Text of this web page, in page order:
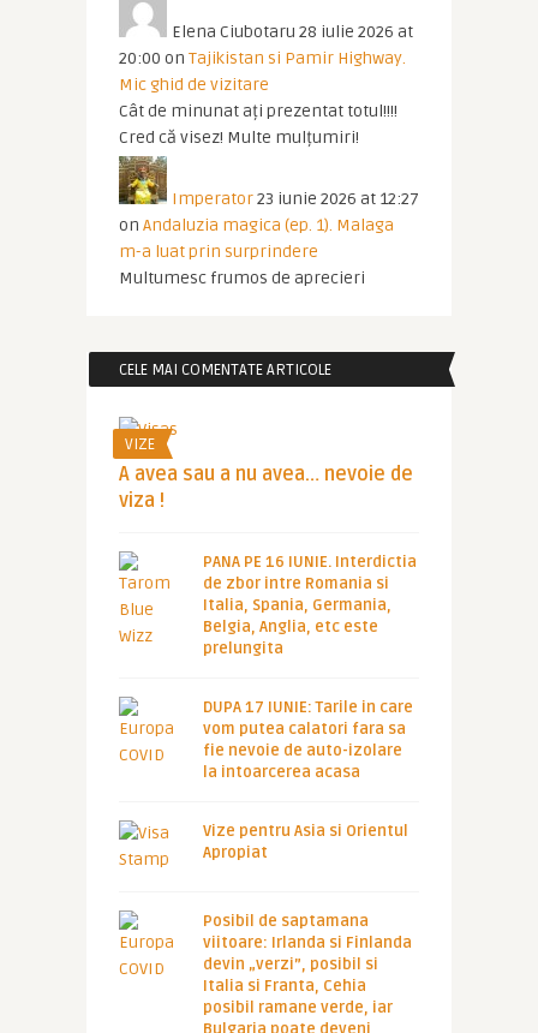
Elena Ciubotaru 28 iulie 2026 at
20:00 on Tajikistan si Pamir Highway.
Mic ghid de vizitare
Cât de minunat ați prezentat totul!!!!
Cred că visez! Multe mulțumiri!
Imperator23 iunie 2026 at 12:27
on Andaluzia magica (ep. 1). Malaga
m-a luat prin surprindere
Multumesc frumos de aprecieri
CELE MAI COMENTATE ARTICOLE
VIZE
A avea sau a nu avea… nevoie de
viza !
PANA PE 16 IUNIE. Interdictia
de zbor intre Romania si
Italia, Spania, Germania,
Belgia, Anglia, etc este
prelungita
DUPA 17 IUNIE: Tarile in care
vom putea calatori fara sa
fie nevoie de auto-izolare
la intoarcerea acasa
Vize pentru Asia si Orientul
Apropiat
Posibil de saptamana
viitoare: Irlanda si Finlanda
devin „verzi”, posibil si
Italia si Franta, Cehia
posibil ramane verde, iar